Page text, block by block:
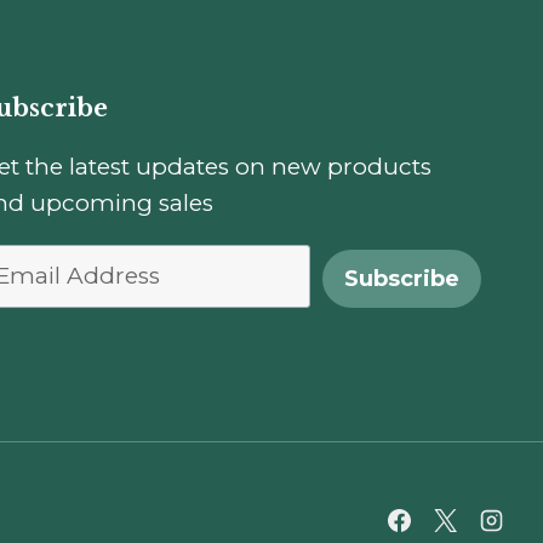
the latest updates on new products
upcoming sales
Subscribe